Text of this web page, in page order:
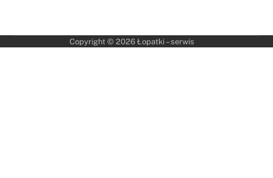
Copyright © 2026 Łopatki – serwis